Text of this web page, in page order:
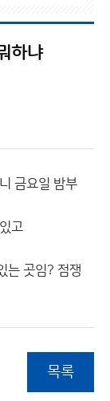
하냐
금요일 밤부
고
는 곳임? 점쟁
목록